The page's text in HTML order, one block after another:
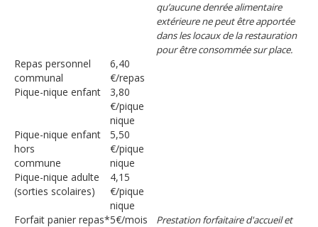
qu’aucune denrée alimentaire
extérieure ne peut être apportée
dans les locaux de la restauration
pour être consommée sur place.
Repas personnel
communal
6,40
€/repas
Pique-nique enfant
3,80
€/pique
nique
Pique-nique enfant
hors
commune
5,50
€/pique
nique
Pique-nique adulte
(sorties scolaires)
4,15
€/pique
nique
Forfait panier repas*5€/mois
Prestation forfaitaire d'accueil et